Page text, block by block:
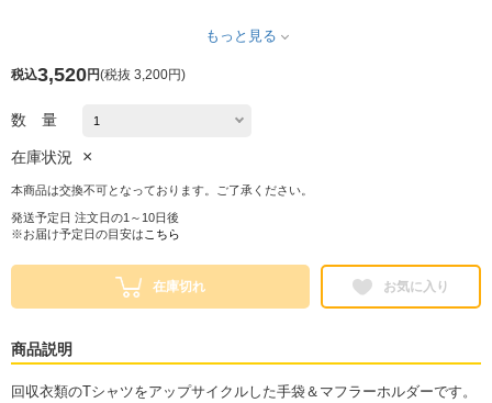
もっと見る
税込3,520円(税抜 3,200円)
数 量
在庫状況 ×
本商品は交換不可となっております。ご了承ください。
発送予定日 注文日の1～10日後
※お届け予定日の目安は こちら
在庫切れ お気に入り
商品説明
回収衣類のTシャツをアップサイクルした手袋＆マフラーホルダーです。